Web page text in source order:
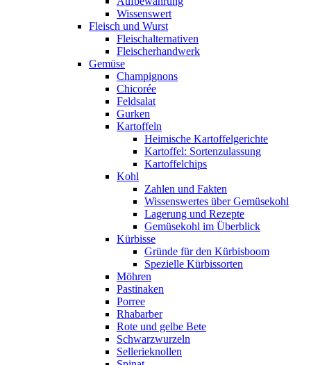
Wissenswert
Fleisch und Wurst
Fleischalternativen
Fleischerhandwerk
Gemüse
Champignons
Chicorée
Feldsalat
Gurken
Kartoffeln
Heimische Kartoffelgerichte
Kartoffel: Sortenzulassung
Kartoffelchips
Kohl
Zahlen und Fakten
Wissenswertes über Gemüsekohl
Lagerung und Rezepte
Gemüsekohl im Überblick
Kürbisse
Gründe für den Kürbisboom
Spezielle Kürbissorten
Möhren
Pastinaken
Porree
Rhabarber
Rote und gelbe Bete
Schwarzwurzeln
Sellerieknollen